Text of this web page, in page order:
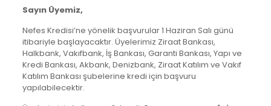
Sayın Üyemiz,
Nefes Kredisi’ne yönelik başvurular 1 Haziran Salı günü
itibariyle başlayacaktır. Üyelerimiz Ziraat Bankası,
Halkbank, Vakıfbank, İş Bankası, Garanti Bankası, Yapı ve
Kredi Bankası, Akbank, Denizbank, Ziraat Katılım ve Vakıf
Katılım Bankası şubelerine kredi için başvuru
yapılabilecektir.